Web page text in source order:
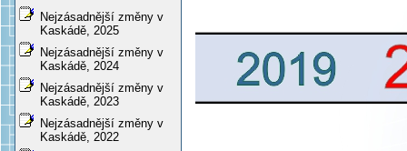
Nejzásadnější změny v
Kaskádě, 2025
Nejzásadnější změny v
Kaskádě, 2024
Nejzásadnější změny v
Kaskádě, 2023
Nejzásadnější změny v
Kaskádě, 2022